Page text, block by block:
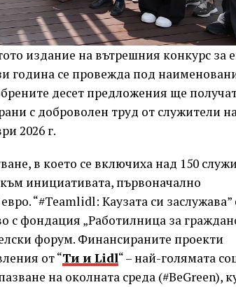
издание на вътрешния конкурс за
година се провежда под
десет предложения ще
с доброволен труд от служители
2026 г.
в което се включиха над 150
инициативата, първоначално
“#Teamlidl: Каузата си заслужава”
с фондация „Работилница за
форум. Финансираните проекти
от “Ти и Lidl“ – най-голямата
на околната среда (#BeGreen),